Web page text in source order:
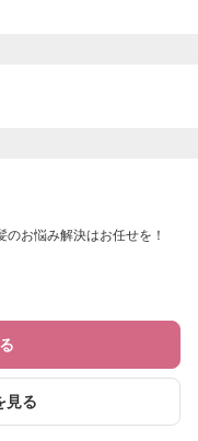
のお悩み解決はお任せを！
見る